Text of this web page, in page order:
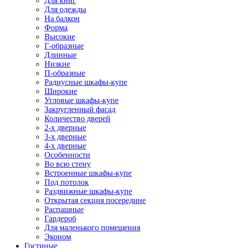
Для одежды
На балкон
Форма
Высокие
Г-образные
Длинные
Низкие
П-образные
Радиусные шкафы-купе
Широкие
Угловые шкафы-купе
Закругленный фасад
Количество дверей
2-х дверные
3-х дверные
4-х дверные
Особенности
Во всю стену
Встроенные шкафы-купе
Под потолок
Раздвижные шкафы-купе
Открытая секция посередине
Распашные
Гардероб
Для маленького помещения
Эконом
Гостиные